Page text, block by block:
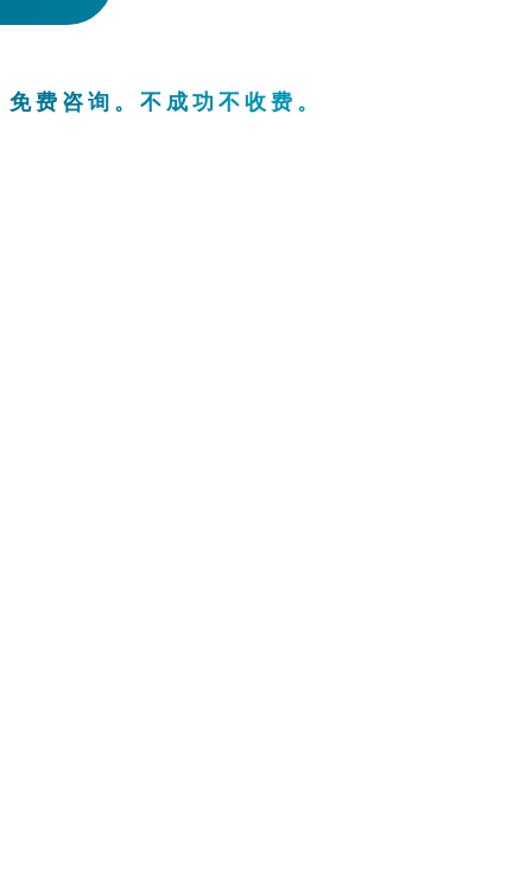
费咨询。不成功不收费。